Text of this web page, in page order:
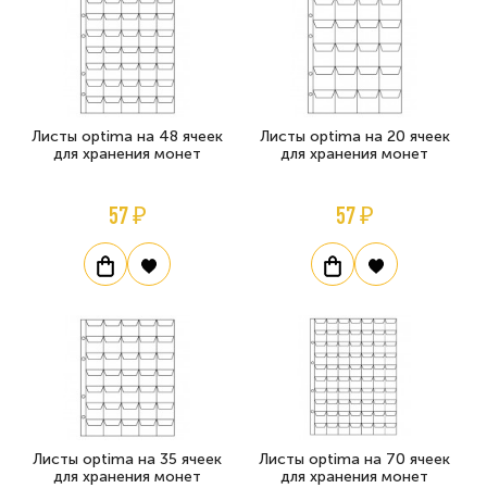
Листы optima на 48 ячеек
для хранения монет
57 ₽
Листы optima на 20 ячеек
для хранения монет
57 ₽
Листы optima на 35 ячеек
для хранения монет
Листы optima на 70 ячеек
для хранения монет